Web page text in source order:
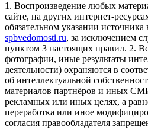
1. Воспроизведение любых
сайте, на других интернет-
обязательном указании
spbvedomosti.ru, за исключением
пунктом 3 настоящих правил. 2.
фотографии, иные результаты
деятельности) охраняются в
об интеллектуальной
материалов партнёров и иных
рекламных или иных целях, а
переработка или иное
согласия правообладателя